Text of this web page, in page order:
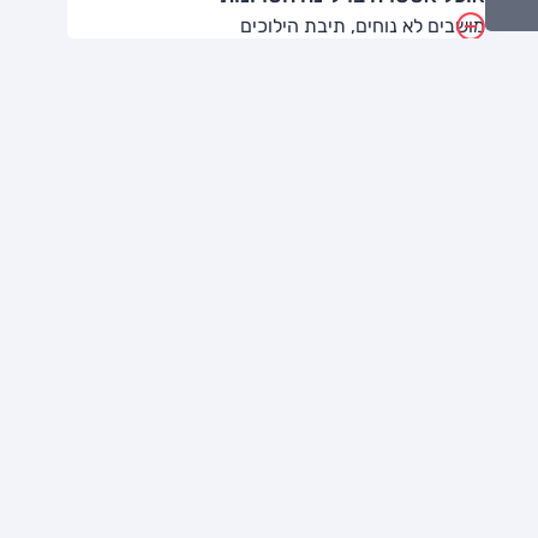
מושבים לא נוחים, תיבת הילוכים